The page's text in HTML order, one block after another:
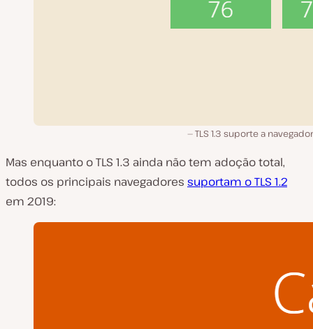
TLS 1.3 suporte a
Mas enquanto o TLS 1.3 ainda não tem adoção total,
todos os principais navegadores suportam o TLS 1.2
em 2019: